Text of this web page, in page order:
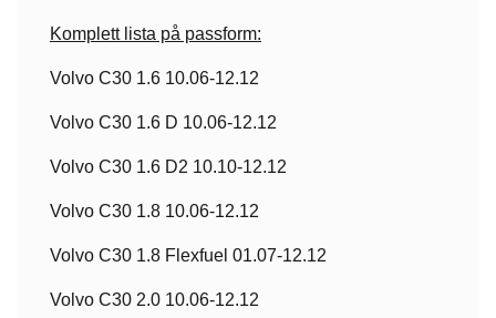
Komplett lista på passform:
Volvo C30 1.6 10.06-12.12
Volvo C30 1.6 D 10.06-12.12
Volvo C30 1.6 D2 10.10-12.12
Volvo C30 1.8 10.06-12.12
Volvo C30 1.8 Flexfuel 01.07-12.12
Volvo C30 2.0 10.06-12.12